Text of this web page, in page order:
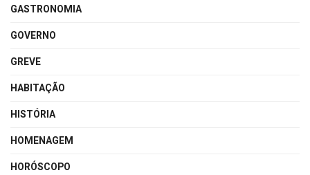
GASTRONOMIA
GOVERNO
GREVE
HABITAÇÃO
HISTÓRIA
HOMENAGEM
HORÓSCOPO